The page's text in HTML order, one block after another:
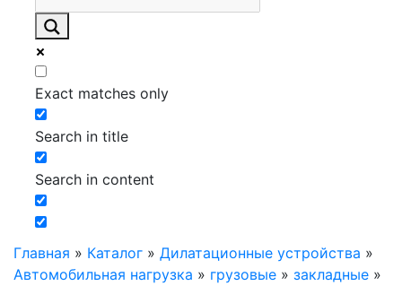
Exact matches only
Search in title
Search in content
Главная » Каталог » Дилатационные устройства »
Автомобильная нагрузка » грузовые » закладные »